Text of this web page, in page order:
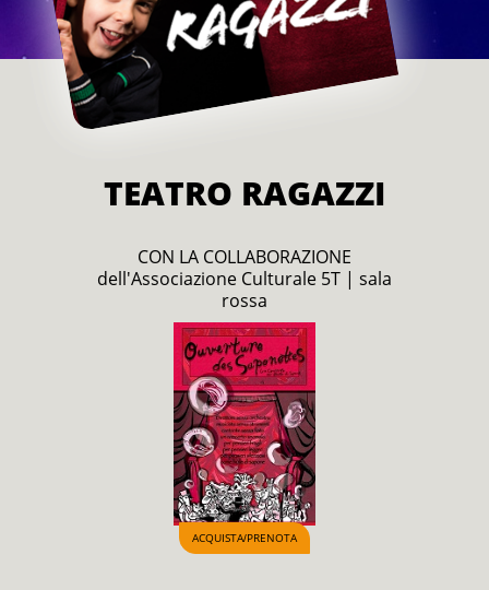
TEATRO RAGAZZI
CON LA COLLABORAZIONE
dell'Associazione Culturale 5T | sala
rossa
ACQUISTA/PRENOTA